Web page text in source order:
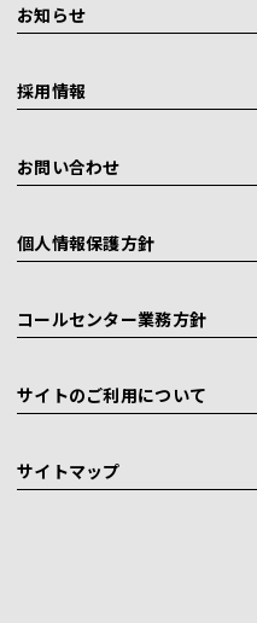
お知らせ
採用情報
お問い合わせ
個人情報保護方針
コールセンター業務方針
サイトのご利用について
サイトマップ